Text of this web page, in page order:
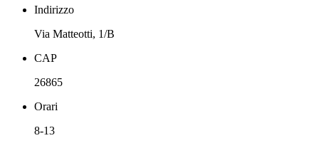
Indirizzo
Via Matteotti, 1/B
CAP
26865
Orari
8-13